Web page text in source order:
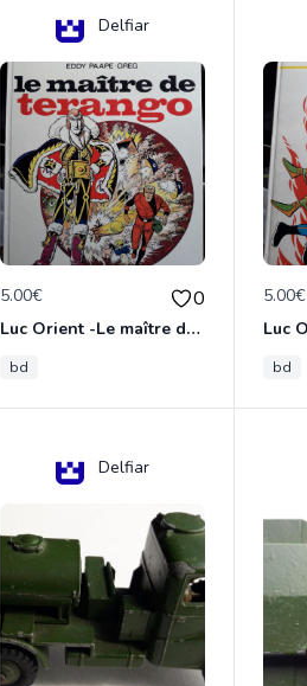
Delfiar
5.00€ 0
Luc Orient -Le maître de terango
bd
5.00€
bd
Delfiar